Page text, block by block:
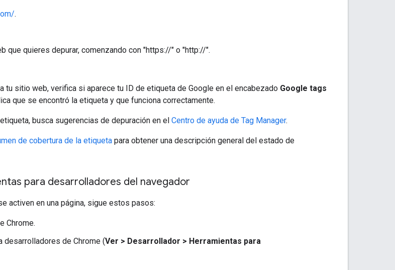
.
que quieres depurar, comenzando con "https://" o "http://".
tu sitio web, verifica si aparece tu ID de etiqueta de Google en el encabezado Google tags
que se encontró la etiqueta y que funciona correctamente.
busca sugerencias de depuración en el Centro de ayuda de Tag Manager.
de cobertura de la etiqueta para obtener una descripción general del estado de
para desarrolladores del navegador
activen en una página, sigue estos pasos:
Chrome.
desarrolladores de Chrome (Ver > Desarrollador > Herramientas para